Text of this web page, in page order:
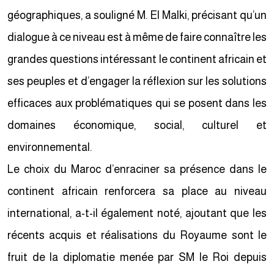
géographiques, a souligné M. El Malki, précisant qu’un
dialogue à ce niveau est à même de faire connaître les
grandes questions intéressant le continent africain et
ses peuples et d’engager la réflexion sur les solutions
efficaces aux problématiques qui se posent dans les
domaines économique, social, culturel et
environnemental.
Le choix du Maroc d’enraciner sa présence dans le
continent africain renforcera sa place au niveau
international, a-t-il également noté, ajoutant que les
récents acquis et réalisations du Royaume sont le
fruit de la diplomatie menée par SM le Roi depuis